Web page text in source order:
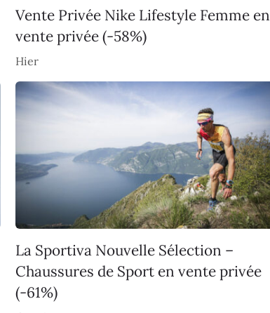
Vente Privée Nike Lifestyle Femme en
vente privée (-58%)
Hier
La Sportiva Nouvelle Sélection –
Chaussures de Sport en vente privée
(-61%)